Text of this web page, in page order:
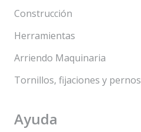
Construcción
Herramientas
Arriendo Maquinaria
Tornillos, fijaciones y pernos
Ayuda